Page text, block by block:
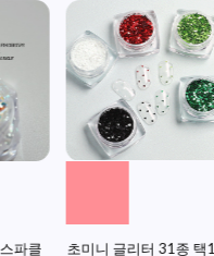
파클 초미니 글리터 31종 택1